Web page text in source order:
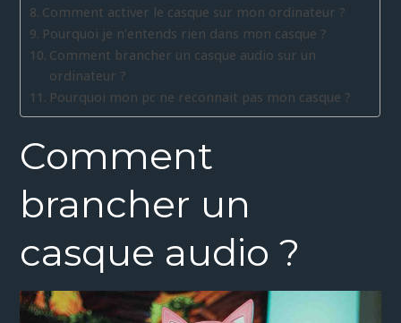
Comment activer le casque sur mon ordinateur ?
Pourquoi je n’entends rien dans mon casque ?
Comment brancher un casque audio sur un
ordinateur ?
Pourquoi mon pc ne reconnait pas mon casque ?
Comment
brancher un
casque audio ?